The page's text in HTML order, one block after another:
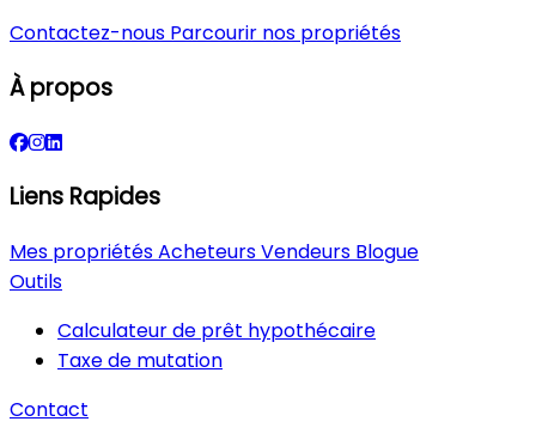
Contactez-nous Parcourir nos propriétés
À propos
Liens Rapides
Mes propriétésAcheteursVendeurs Blogue
Outils
Calculateur de prêt hypothécaire
Taxe de mutation
Contact